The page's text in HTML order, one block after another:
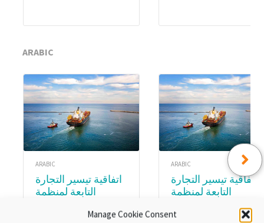
Manage Cookie Consent
ARABIC
ARABIC
اتفاقية تيسير التجارة
التابعة لمنظمة
ARABIC
اتفاقية تيسير التجارة
التابعة لمنظمة
الوحدة ٨:تنفيذ اتفاقية